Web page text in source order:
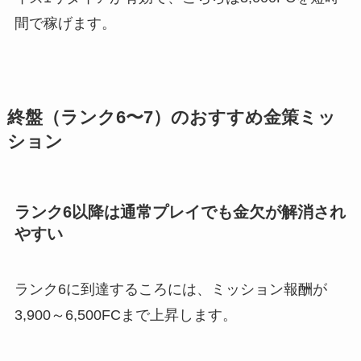
間で稼げます。
終盤（ランク6〜7）のおすすめ金策ミッ
ション
ランク6以降は通常プレイでも金欠が解消され
やすい
ランク6に到達するころには、ミッション報酬が
3,900～6,500FCまで上昇します。